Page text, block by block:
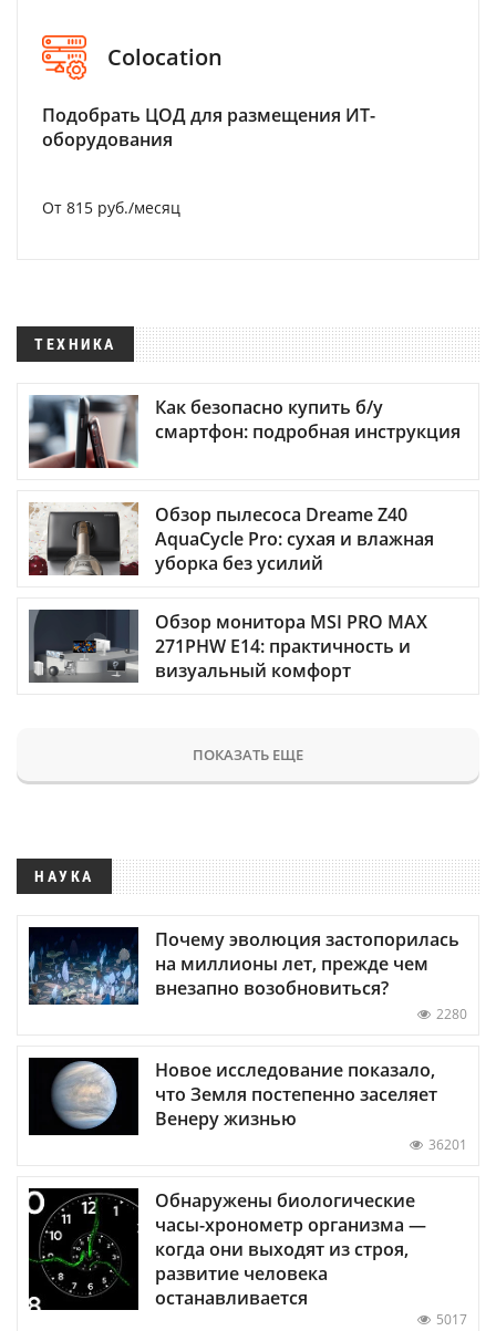
Colocation
Подобрать ЦОД для размещения ИТ-
оборудования
От 815 руб./месяц
ТЕХНИКА
Как безопасно купить б/у
смартфон: подробная инструкция
Обзор пылесоса Dreame Z40
AquaCycle Pro: сухая и влажная
уборка без усилий
Обзор монитора MSI PRO MAX
271PHW E14: практичность и
визуальный комфорт
ПОКАЗАТЬ ЕЩЕ
НАУКА
Почему эволюция застопорилась
на миллионы лет, прежде чем
внезапно возобновиться?
2280
Новое исследование показало,
что Земля постепенно заселяет
Венеру жизнью
36201
Обнаружены биологические
часы-хронометр организма —
когда они выходят из строя,
развитие человека
останавливается
5017